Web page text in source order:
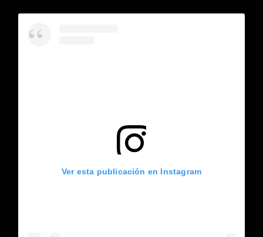
Ver esta publicación en Instagram